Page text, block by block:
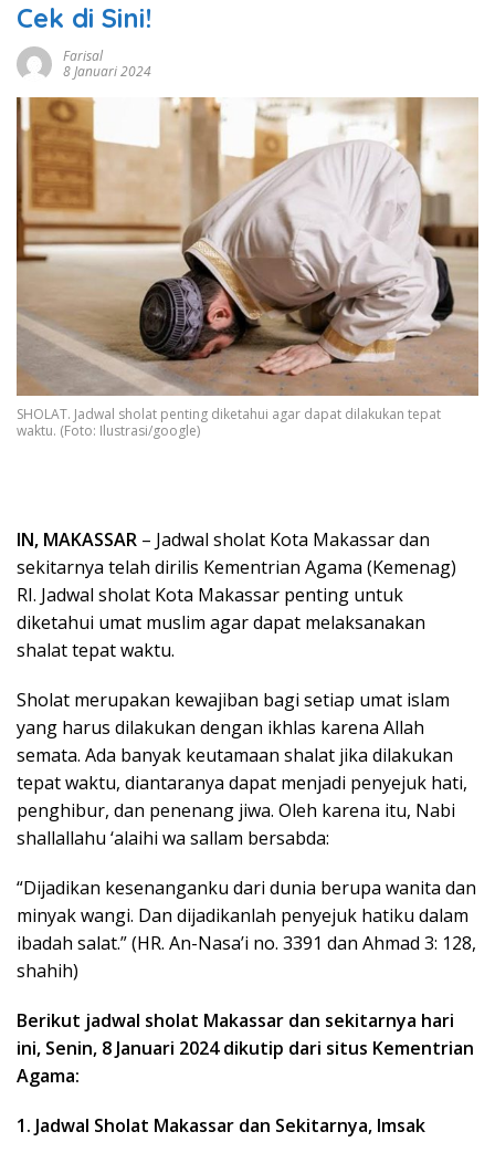
Cek di Sini!
Farisal
8 Januari 2024
SHOLAT. Jadwal sholat penting diketahui agar dapat dilakukan tepat
waktu. (Foto: Ilustrasi/google)
IN, MAKASSAR – Jadwal sholat Kota Makassar dan
sekitarnya telah dirilis Kementrian Agama (Kemenag)
RI. Jadwal sholat Kota Makassar penting untuk
diketahui umat muslim agar dapat melaksanakan
shalat tepat waktu.
Sholat merupakan kewajiban bagi setiap umat islam
yang harus dilakukan dengan ikhlas karena Allah
semata. Ada banyak keutamaan shalat jika dilakukan
tepat waktu, diantaranya dapat menjadi penyejuk hati,
penghibur, dan penenang jiwa. Oleh karena itu, Nabi
shallallahu ‘alaihi wa sallam bersabda:
“Dijadikan kesenanganku dari dunia berupa wanita dan
minyak wangi. Dan dijadikanlah penyejuk hatiku dalam
ibadah salat.” (HR. An-Nasa’i no. 3391 dan Ahmad 3: 128,
shahih)
Berikut jadwal sholat Makassar dan sekitarnya hari
ini, Senin, 8 Januari 2024 dikutip dari situs Kementrian
Agama:
1. Jadwal Sholat Makassar dan Sekitarnya, Imsak